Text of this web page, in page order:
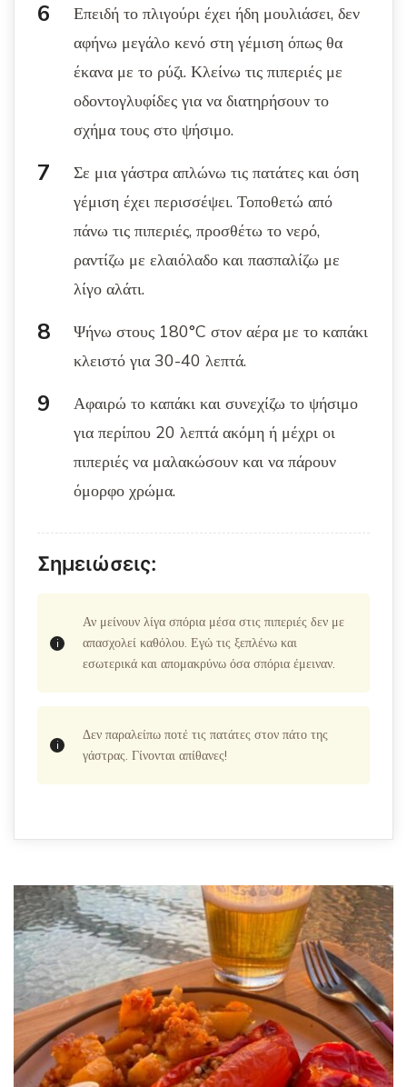
Επειδή το πλιγούρι έχει ήδη μουλιάσει, δεν
αφήνω μεγάλο κενό στη γέμιση όπως θα
έκανα με το ρύζι. Κλείνω τις πιπεριές με
οδοντογλυφίδες για να διατηρήσουν το
σχήμα τους στο ψήσιμο.
Σε μια γάστρα απλώνω τις πατάτες και όση
γέμιση έχει περισσέψει. Τοποθετώ από
πάνω τις πιπεριές, προσθέτω το νερό,
ραντίζω με ελαιόλαδο και πασπαλίζω με
λίγο αλάτι.
Ψήνω στους 180°C στον αέρα με το καπάκι
κλειστό για 30-40 λεπτά.
Αφαιρώ το καπάκι και συνεχίζω το ψήσιμο
για περίπου 20 λεπτά ακόμη ή μέχρι οι
πιπεριές να μαλακώσουν και να πάρουν
όμορφο χρώμα.
Σημειώσεις:
Αν μείνουν λίγα σπόρια μέσα στις πιπεριές δεν με
απασχολεί καθόλου. Εγώ τις ξεπλένω και
εσωτερικά και απομακρύνω όσα σπόρια έμειναν.
Δεν παραλείπω ποτέ τις πατάτες στον πάτο της
γάστρας. Γίνονται απίθανες!